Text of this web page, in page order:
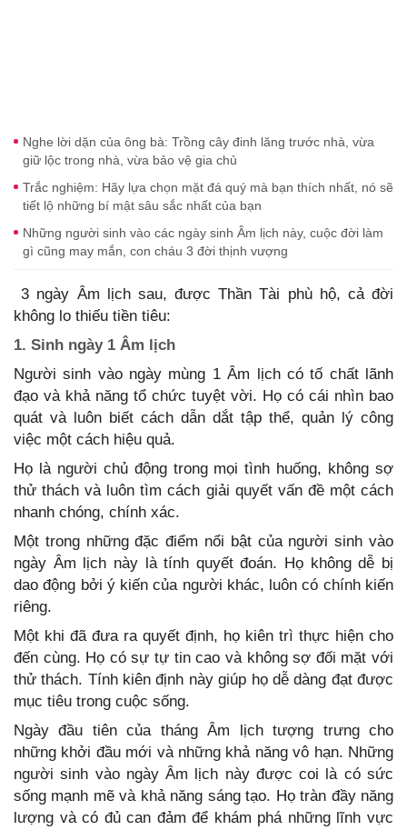
Nghe lời dặn của ông bà: Trồng cây đinh lăng trước nhà, vừa
giữ lộc trong nhà, vừa bảo vệ gia chủ
Trắc nghiệm: Hãy lựa chọn mặt đá quý mà bạn thích nhất, nó sẽ
tiết lộ những bí mật sâu sắc nhất của bạn
Những người sinh vào các ngày sinh Âm lịch này, cuộc đời làm
gì cũng may mắn, con cháu 3 đời thịnh vượng
3 ngày Âm lịch sau, được Thần Tài phù hộ, cả đời
không lo thiếu tiền tiêu:
1. Sinh ngày 1 Âm lịch
Người sinh vào ngày mùng 1 Âm lịch có tố chất lãnh
đạo và khả năng tổ chức tuyệt vời. Họ có cái nhìn bao
quát và luôn biết cách dẫn dắt tập thể, quản lý công
việc một cách hiệu quả.
Họ là người chủ động trong mọi tình huống, không sợ
thử thách và luôn tìm cách giải quyết vấn đề một cách
nhanh chóng, chính xác.
Một trong những đặc điểm nổi bật của người sinh vào
ngày Âm lịch này là tính quyết đoán. Họ không dễ bị
dao động bởi ý kiến của người khác, luôn có chính kiến
riêng.
Một khi đã đưa ra quyết định, họ kiên trì thực hiện cho
đến cùng. Họ có sự tự tin cao và không sợ đối mặt với
thử thách. Tính kiên định này giúp họ dễ dàng đạt được
mục tiêu trong cuộc sống.
Ngày đầu tiên của tháng Âm lịch tượng trưng cho
những khởi đầu mới và những khả năng vô hạn. Những
người sinh vào ngày Âm lịch này được coi là có sức
sống mạnh mẽ và khả năng sáng tạo. Họ tràn đầy năng
lượng và có đủ can đảm để khám phá những lĩnh vực